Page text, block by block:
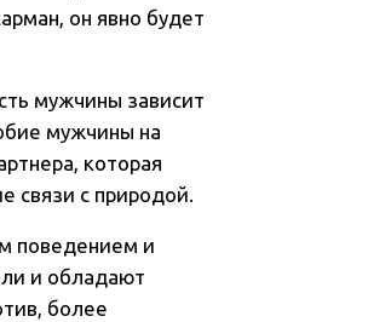
он явно будет
мужчины зависит
мужчины на
которая
связи с природой.
поведением и
и обладают
более